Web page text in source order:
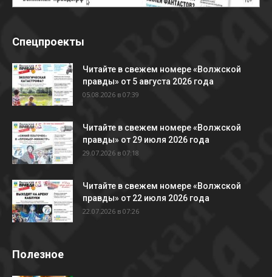
Спецпроекты
Читайте в свежем номере «Волжской
правды» от 5 августа 2026 года
05.08.2026 в 07:39
Читайте в свежем номере «Волжской
правды» от 29 июля 2026 года
29.07.2026 в 07:18
Читайте в свежем номере «Волжской
правды» от 22 июля 2026 года
22.07.2026 в 07:26
Полезное